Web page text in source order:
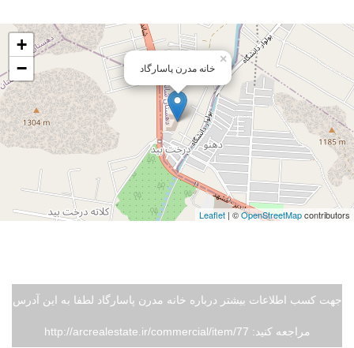
خانه مدرن پاسارگاد
×
+
−
Leaflet | ©OpenStreetMapcontributors
جهت کسب اطلاعات بیشتر درباره خانه مدرن پاسارگاد لطفا به این آدرس
مراجعه کنید: http://arcrealestate.ir/commercial/item/77